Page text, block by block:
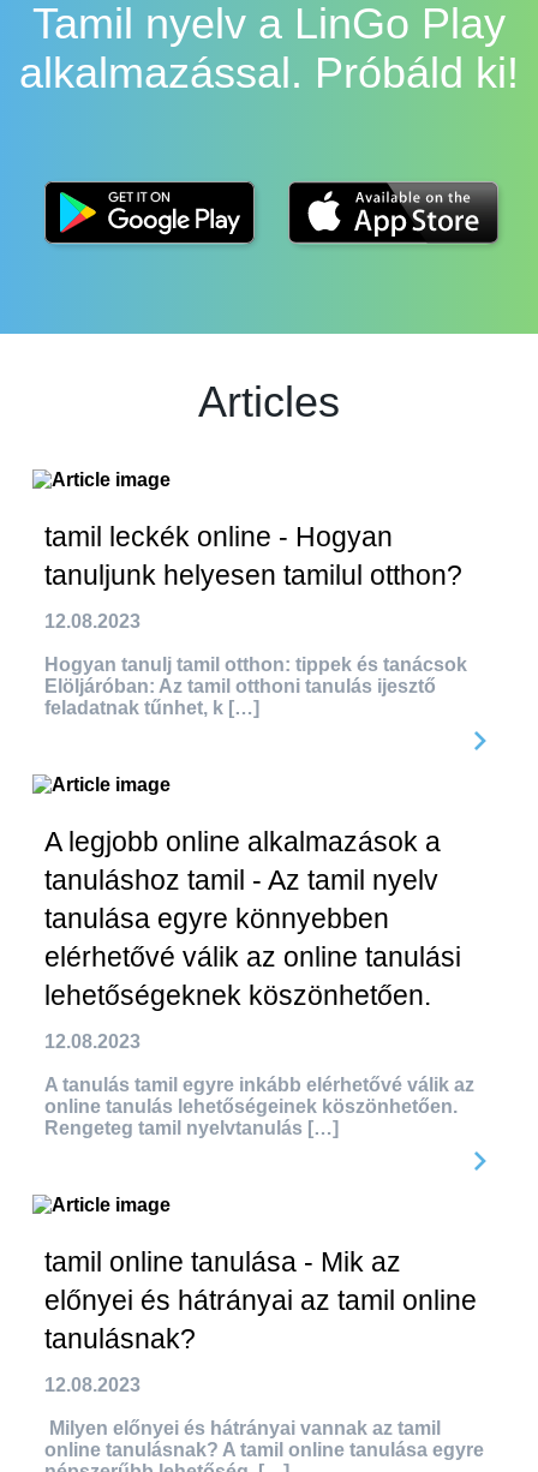
Tamil nyelv a LinGo Play
alkalmazással. Próbáld ki!
Articles
tamil leckék online - Hogyan
tanuljunk helyesen tamilul otthon?
12.08.2023
Hogyan tanulj tamil otthon: tippek és tanácsok
Elöljáróban: Az tamil otthoni tanulás ijesztő
feladatnak tűnhet, k […]
A legjobb online alkalmazások a
tanuláshoz tamil - Az tamil nyelv
tanulása egyre könnyebben
elérhetővé válik az online tanulási
lehetőségeknek köszönhetően.
12.08.2023
A tanulás tamil egyre inkább elérhetővé válik az
online tanulás lehetőségeinek köszönhetően.
Rengeteg tamil nyelvtanulás […]
tamil online tanulása - Mik az
előnyei és hátrányai az tamil online
tanulásnak?
12.08.2023
Milyen előnyei és hátrányai vannak az tamil
online tanulásnak? A tamil online tanulása egyre